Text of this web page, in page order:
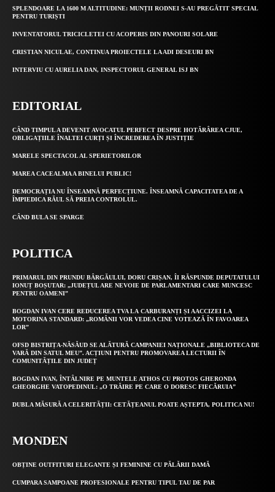
SPLENDOARE LA 1600 M ALTITUDINE: MUNȚII RODNEI S-AU PREGĂTIT SPECIAL
PENTRU TURIȘTI
INVENTATORUL TRICICLETEI CU ACOPERIS DIN PANOURI SOLARE
CRISTIAN NICULAE, CONTINUA PROIECTELE LA ADI DESEURI BN
INTERVIU CU AURELIA DAN, INSPECTORUL GENERAL ISJ BN
EDITORIAL
CÂND TIMPUL A DEVENIT AVOCATUL PERFECT DESPRE HOTĂRÂREA CJUE,
OBLIGAȚIILE ÎNALTEI CURȚI ȘI ÎNCREDEREA ÎN JUSTIȚIE
MARELE SPECTACOL AL SPERIETORILOR
MAREA CACEALMA A BINELUI PUBLIC!
DEMOCRAȚIA NU ÎNSEAMNĂ PERFECȚIUNE. ÎNSEAMNĂ CAPACITATEA DE A
ÎMPIEDICA RĂUL SĂ PREIA CONTROLUL.
CÂND BULA SE SPARGE
POLITICA
PRIMARUL DIN PRUNDU BÂRGĂULUI, DORU CRIȘAN, ÎI RĂSPUNDE DEPUTATULUI
IONUȚ BOȘUTAR: „JUDEȚUL ARE NEVOIE DE PARLAMENTARI CARE MUNCESC
PENTRU OAMENI”
BOGDAN IVAN CERE REDUCEREA TVA LA CARBURANȚI ȘI AACCIZEI LA
MOTORINA STANDARD: „ROMÂNII VOR VEDEA CINE VOTEAZĂ ÎN FAVOAREA
LOR”
OFSD BISTRIȚA-NĂSĂUD SE ALĂTURĂ CAMPANIEI NAȚIONALE „BIBLIOTECA DE
VARĂ DIN SATUL MEU”. ACȚIUNI PENTRU PROMOVAREA LECTURII ÎN
COMUNITĂȚILE DIN JUDEȚ
BOGDAN IVAN, ÎNTÂLNIRE PE MUNTELE ATHOS CU PROTOS GHERONDA
GHEORGHE VATOPEDINUL: „O TRĂIRE PE CARE O DORESC FIECĂRUIA”
DUBLA MĂSURĂ A CELERITĂȚII: CETĂȚEANUL POATE AȘTEPTA, POLITICA NU!
MONDEN
OBȚINE OUTFITURI ELEGANTE ȘI FEMININE CU PĂLĂRII DAMĂ
CUMPARA SAMPOANE PROFESIONALE PENTRU TIPUL TAU DE PAR